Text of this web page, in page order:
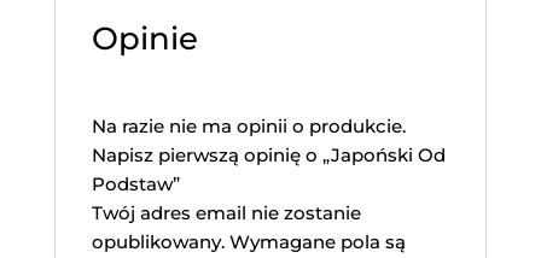
Opinie
Na razie nie ma opinii o produkcie.
Napisz pierwszą opinię o „Japoński Od
Podstaw”
Twój adres email nie zostanie
opublikowany. Wymagane pola są